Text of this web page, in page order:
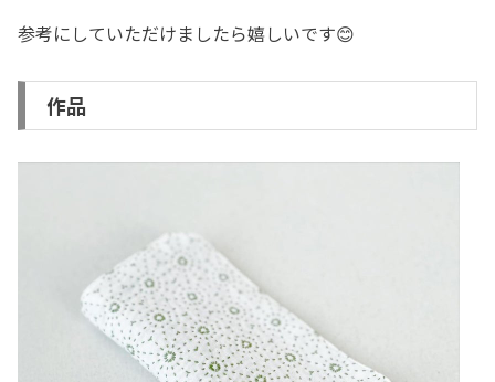
参考にしていただけましたら嬉しいです😊
作品